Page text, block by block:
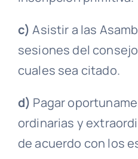
c) Asistir a las
sesionesdel
cuales sea citado.
d) Pagar
ordinarias y
de acuerdo con los